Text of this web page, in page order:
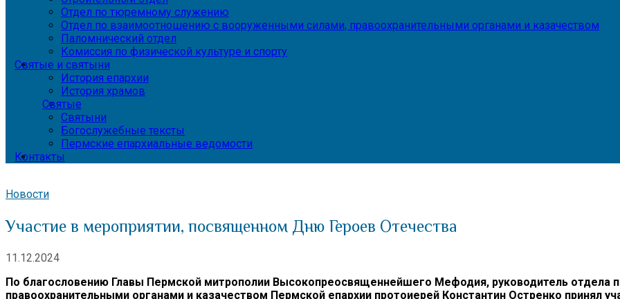
Отдел по тюремному служению
Отдел по взаимоотношению с вооруженными силами, правоохранительными органами и казачеством
Паломнический отдел
Комиссия по физической культуре и спорту
Святые и святыни
История епархии
История храмов
Святые
Святыни
Богослужебные тексты
Пермские епархиальные ведомости
Контакты
Новости
Участие в мероприятии, посвященном Дню Героев Отечества
11.12.2024
По благословению Главы Пермской митрополии Высокопреосвященнейшего Мефодия, руководитель
правоохранительными органами и казачеством Пермской епархии протоиерей Константин Остренко принял